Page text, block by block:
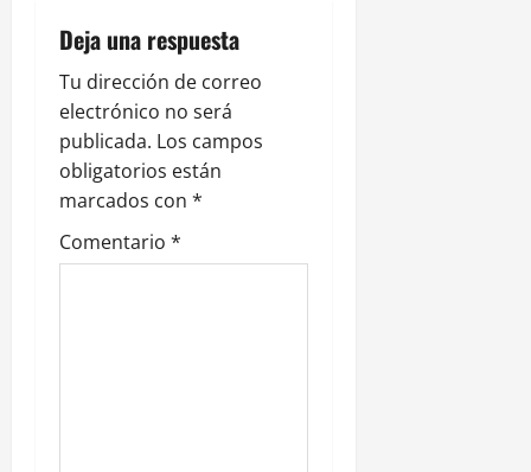
c
i
ó
n
d
e
Deja una respuesta
Tu dirección de correo
electrónico no será
publicada. Los campos
obligatorios están
marcados con *
Comentario *